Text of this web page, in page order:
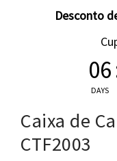
Desconto
06
DAYS
Caixa de
CTF2003